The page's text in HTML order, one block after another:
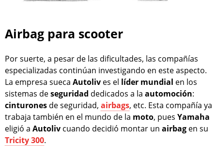
Airbag para scooter
Por suerte, a pesar de las dificultades, las compañías
especializadas continúan investigando en este aspecto.
La empresa sueca Autoliv es el líder mundial en los
sistemas deseguridad dedicados a la automoción:
cinturones de seguridad, airbags, etc. Esta compañía ya
trabaja también en el mundo de la moto, pues Yamaha
eligió a Autoliv cuando decidió montar un airbag en su
Tricity 300.